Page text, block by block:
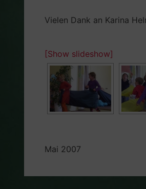
Vielen Dank an Karina
[Show slideshow]
Mai 2007